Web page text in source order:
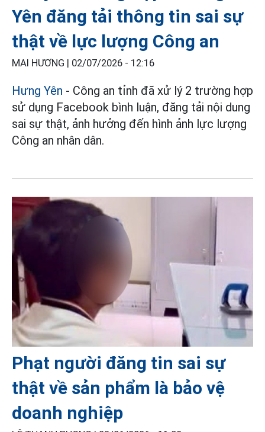
Yên đăng tải thông tin sai sự
thật về lực lượng Công an
MAI HƯƠNG | 02/07/2026 - 12:16
Hưng Yên - Công an tỉnh đã xử lý 2 trường hợp
sử dụng Facebook bình luận, đăng tải nội dung
sai sự thật, ảnh hưởng đến hình ảnh lực lượng
Công an nhân dân.
Phạt người đăng tin sai sự
thật về sản phẩm là bảo vệ
doanh nghiệp